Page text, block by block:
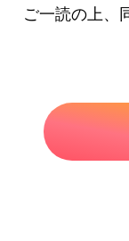
ご一読の上、